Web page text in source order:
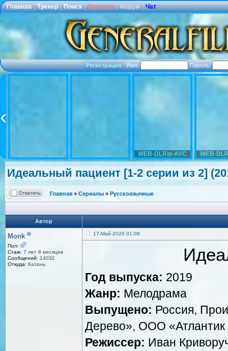
Главная | Трекер | Поиск | Правила | Форум | Чат
Регистрация·Имя: Пароль:
WEB-DLRip-AVC WEB-
Идеальный пациент [1-2 серии из 2]
Главная » Сериалы » Русскоязычные
Автор
Monk ®
Пол:
Стаж: 7 лет 8 месяцев
Сообщений: 14032
Откуда: Казань
17-Май-2020 01:08
Год выпуска: 2019
Жанр: Мелодрама
Выпущено: Россия,
Дерево», ООО
Режиссер: Иван